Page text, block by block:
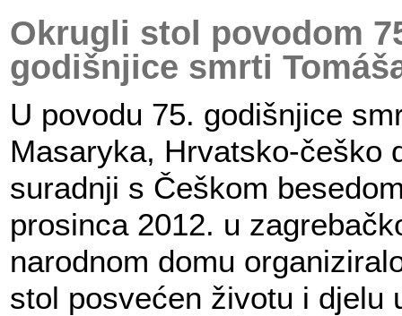
Okrugli stol povodom
godišnjice smrti
U povodu 75. godišnjice
Masaryka, Hrvatsko-češko
suradnji s Češkom
prosinca 2012. u
narodnom domu
stol posvećen životu i djelu